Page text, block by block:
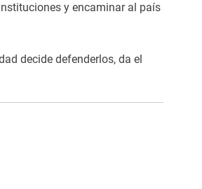
y encaminar al país
decide defenderlos, da el